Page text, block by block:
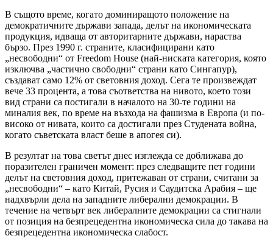
В същото време, когато доминиращото положение на
демократичните държави запада, делът на икономическата
продукция, идваща от авторитарните държави, нараства
бързо. През 1990 г. страните, класифицирани като
„несвободни“ от Freedom House (най-ниската категория, която
изключва „частично свободни“ страни като Сингапур),
създават само 12% от световния доход. Сега те произвеждат
вече 33 процента, а това съответства на нивото, което този
вид страни са постигали в началото на 30-те години на
миналия век, по време на възхода на фашизма в Европа (и по-
високо от нивата, които са достигали през Студената война,
когато съветската власт беше в апогея си).
В резултат на това светът днес изглежда се доближава до
поразителен граничен момент: през следващите пет години
делът на световния доход, притежаван от страни, считани за
„несвободни“ – като Китай, Русия и Саудитска Арабия – ще
надхвърли дела на западните либерални демокрации. В
течение на четвърт век либералните демокрации са стигнали
от позиция на безпрецедентна икономическа сила до такава на
безпрецедентна икономическа слабост.